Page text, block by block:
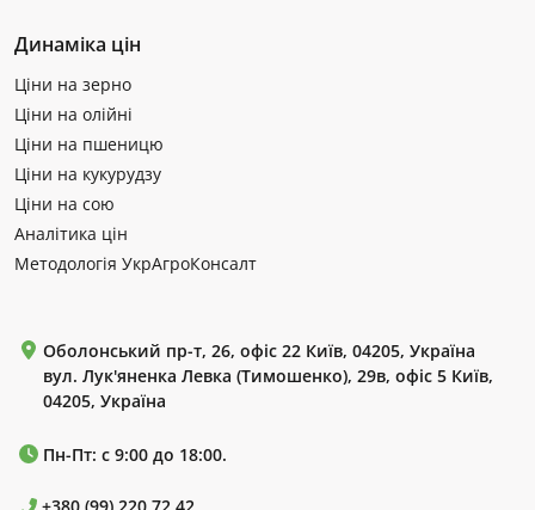
Динаміка цін
Ціни на зерно
Ціни на олійні
Ціни на пшеницю
Ціни на кукурудзу
Ціни на сою
Аналітика цін
Методологія УкрАгроКонсалт
Оболонський пр-т, 26, офіс 22 Київ, 04205, Україна
вул. Лук'яненка Левка (Тимошенко), 29в, офіс 5 Київ,
04205, Україна
Пн-Пт: с 9:00 до 18:00.